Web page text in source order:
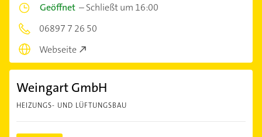
Geöffnet –Schließt um 16:00
06897 7 26 50
Webseite
Weingart GmbH
HEIZUNGS- UND LÜFTUNGSBAU